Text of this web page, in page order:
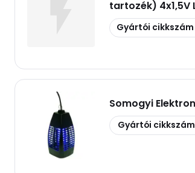
tartozék) 4x1,5V
Másolás
Gyártói cikkszám
Somogyi
Másolás
Gyártói cikkszám